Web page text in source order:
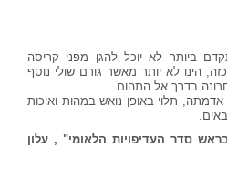
ביותר לא יוכל להגן מפני קריסה
הינו לא יותר מאשר גורם שולי נוסף
בדרך אל התהום.
תלוי באופן נואש במהות ואיכות
סדר העדיפויות הלאומי" , עלון